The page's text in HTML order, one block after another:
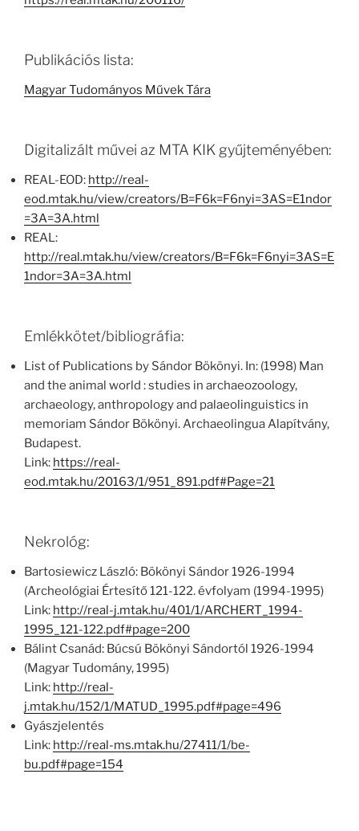
Publikációs lista:
Magyar Tudományos Művek Tára
Digitalizált művei az MTA KIK gyűjteményében:
REAL-EOD: http://real-
eod.mtak.hu/view/creators/B=F6k=F6nyi=3AS=E1ndor
=3A=3A.html
REAL:
http://real.mtak.hu/view/creators/B=F6k=F6nyi=3AS=E
1ndor=3A=3A.html
Emlékkötet/bibliográfia:
List of Publications by Sándor Bökönyi. In: (1998) Man
and the animal world : studies in archaeozoology,
archaeology, anthropology and palaeolinguistics in
memoriam Sándor Bökönyi. Archaeolingua Alapítvány,
Budapest.
Link: https://real-
eod.mtak.hu/20163/1/951_891.pdf#Page=21
Nekrológ:
Bartosiewicz László: Bökönyi Sándor 1926-1994
(Archeológiai Értesítő 121-122. évfolyam (1994-1995)
Link: http://real-j.mtak.hu/401/1/ARCHERT_1994-
1995_121-122.pdf#page=200
Bálint Csanád: Búcsú Bökönyi Sándortól 1926-1994
(Magyar Tudomány, 1995)
Link: http://real-
j.mtak.hu/152/1/MATUD_1995.pdf#page=496
Gyászjelentés
Link: http://real-ms.mtak.hu/27411/1/be-
bu.pdf#page=154